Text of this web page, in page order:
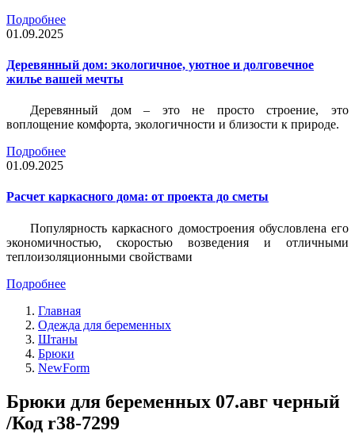
Подробнее
01.09.2025
Деревянный дом: экологичное, уютное и долговечное
жилье вашей мечты
Деревянный дом – это не просто строение, это
воплощение комфорта, экологичности и близости к природе.
Подробнее
01.09.2025
Расчет каркасного дома: от проекта до сметы
Популярность каркасного домостроения обусловлена его
экономичностью, скоростью возведения и отличными
теплоизоляционными свойствами
Подробнее
Главная
Одежда для беременных
Штаны
Брюки
NewForm
Брюки для беременных 07.авг черный
/Код r38-7299